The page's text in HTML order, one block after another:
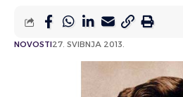
NOVOSTI27. SVIBNJA 2013.